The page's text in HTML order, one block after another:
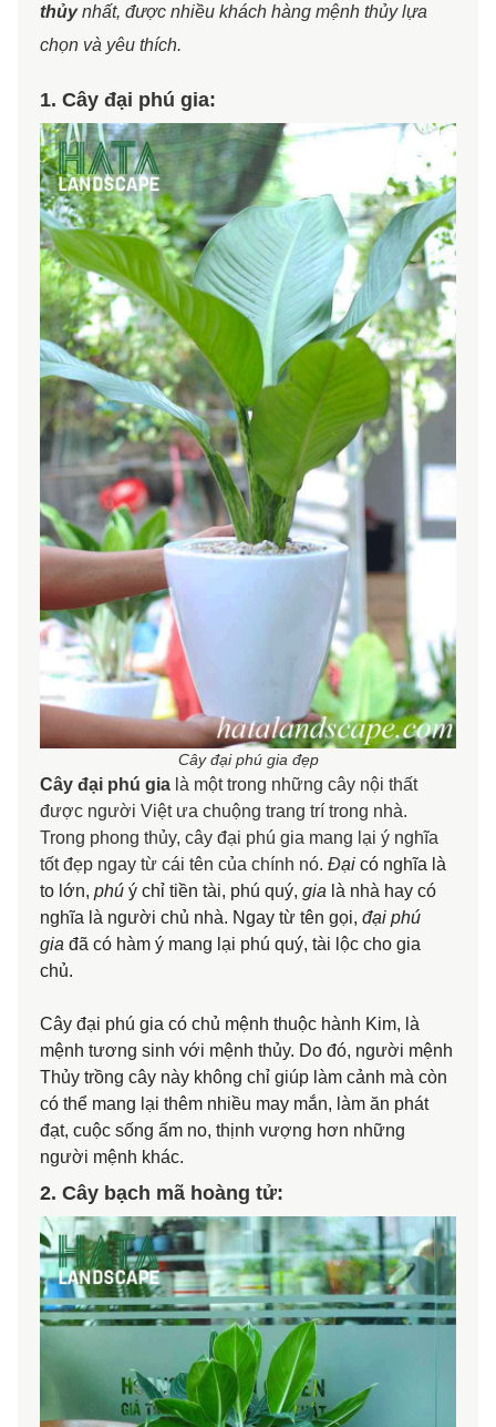
thủynhất, được nhiều khách hàng mệnh thủy lựa
chọn và yêu thích.
1. Cây đại phú gia:
Cây đại phú gia đẹp
Cây đại phú gia là một trong những cây nội thất
được người Việt ưa chuộng trang trí trong nhà.
Trong phong thủy, cây đại phú gia mang lại ý nghĩa
tốt đẹp ngay từ cái tên của chính nó. Đại có nghĩa là
to lớn, phú ý chỉ tiền tài, phú quý, gia là nhà hay có
nghĩa là người chủ nhà. Ngay từ tên gọi, đại phú
gia đã có hàm ý mang lại phú quý, tài lộc cho gia
chủ.
Cây đại phú gia có chủ mệnh thuộc hành Kim, là
mệnh tương sinh với mệnh thủy. Do đó, người mệnh
Thủy trồng cây này không chỉ giúp làm cảnh mà còn
có thể mang lại thêm nhiều may mắn, làm ăn phát
đạt, cuộc sống ấm no, thịnh vượng hơn những
người mệnh khác.
2. Cây bạch mã hoàng tử: